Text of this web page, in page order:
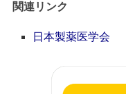
関連リンク
日本製薬医学会